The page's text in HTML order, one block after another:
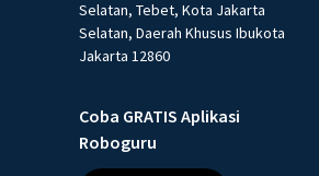
Selatan, Tebet, Kota Jakarta
Selatan, Daerah Khusus Ibukota
Jakarta 12860
Coba GRATIS Aplikasi
Roboguru